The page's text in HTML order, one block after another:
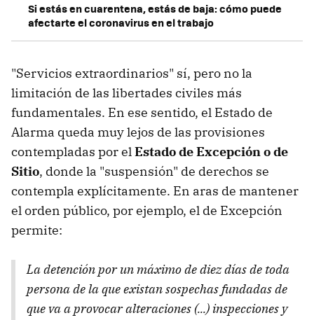
Si estás en cuarentena, estás de baja: cómo puede
afectarte el coronavirus en el trabajo
"Servicios extraordinarios" sí, pero no la
limitación de las libertades civiles más
fundamentales. En ese sentido, el Estado de
Alarma queda muy lejos de las provisiones
contempladas por elEstado de Excepción o de
Sitio, donde la "suspensión" de derechos se
contempla explícitamente. En aras de mantener
el orden público, por ejemplo, el de Excepción
permite:
La detención por un máximo de diez días de toda
persona de la que existan sospechas fundadas de
que va a provocar alteraciones (...) inspecciones y